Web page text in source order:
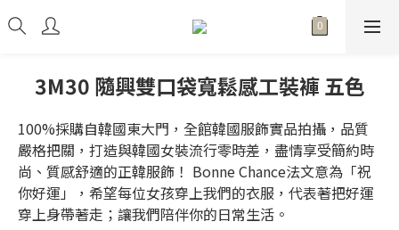
3M30 隨興雙口袋寬鬆感工裝褲 五色
100%採購自韓國東大門，全館韓國服飾實品拍攝，品質
嚴格把關，打造與韓國女裝流行零時差，盡情享受簡約時
尚、質感舒適的正韓服飾！ Bonne Chance法文意為「祝
你好運」，希望每位女孩穿上我們的衣服，代表著把好運
穿上身帶著走；讓我們陪伴你的日常生活。